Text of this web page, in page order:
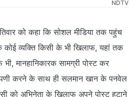
NDTV
को कहा कि सोशल मीडिया तक पहुंच
कोई व्यक्ति किसी के भी खिलाफ, यहां तक
मानहानिकारक सामग्री पोस्ट कर
करने के साथ ही सलमान खान के पनवेल
को अभिनेता के खिलाफ अपने पोस्ट हटाने